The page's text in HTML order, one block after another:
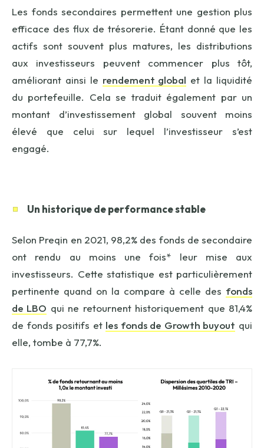
Les fonds secondaires permettent une gestion plus
efficace des flux de trésorerie. Étant donné que les
actifs sont souvent plus matures, les distributions
aux investisseurs peuvent commencer plus tôt,
améliorant ainsi le rendement global et la liquidité
du portefeuille. Cela se traduit également par un
montant d’investissement global souvent moins
élevé que celui sur lequel l’investisseur s’est
engagé.
Un historique de performance stable
Selon Preqin en 2021, 98,2% des fonds de secondaire
ont rendu au moins une fois* leur mise aux
investisseurs. Cette statistique est particulièrement
pertinente quand on la compare à celle des fonds
de LBO qui ne retournent historiquement que 81,4%
de fonds positifs et les fonds de Growth buyout qui
elle, tombe à 77,7%.